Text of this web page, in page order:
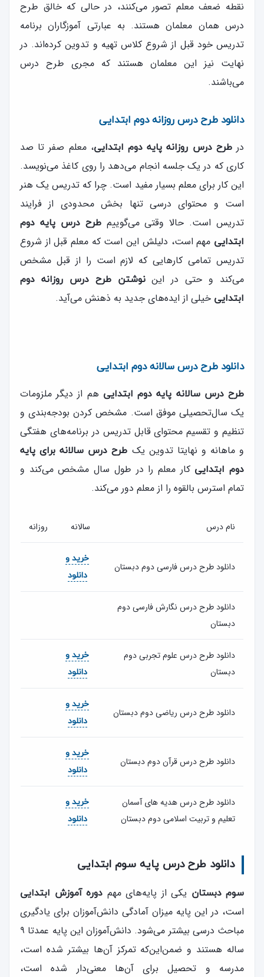
نقطه ضعف معلم تصور می‌کنند، در حالی که خالق طرح
درس همان معلمان هستند. به عبارتی آموزگاران برنامه
تدریس خود قبل از شروع کلاس تهیه و تدوین کرده‌اند. در
نهایت نیز این معلمان هستند که مجری طرح درس
می‌باشند.
دانلود طرح درس روزانه دوم ابتدایی
درطرح درس روزانه پایه دوم ابتدایی، معلم صفر تا صد
کاری که در یک جلسه انجام می‌دهد را روی کاغذ می‌نویسد.
این کار برای معلم بسیار مفید است. چرا که تدریس یک هنر
است و محتوای درسی تنها بخش محدودی از فرایند
تدریس است. حالا وقتی می‌گوییمطرح درس پایه دوم
ابتدایی مهم است، دلیلش این‌ است که معلم قبل از شروع
تدریس تمامی کارهایی که لازم است را از قبل مشخص
می‌کند و حتی در ایننوشتن طرح درس روزانه دوم
ابتدایی خیلی از ایده‌های جدید به ذهنش می‌آید.
دانلود طرح درس سالانه دوم ابتدایی
طرح درس سالانه پایه دوم ابتدایی هم از دیگر ملزومات
یک سال‌تحصیلی موفق است. مشخص کردن بودجه‌بندی و
تنظیم و تقسیم محتوای قابل تدریس در برنامه‌های هفتگی
و ماهانه و نهایتا تدوین یک طرح درس سالانه برای پایه
دوم ابتدایی کار معلم را در طول سال مشخص می‌کند و
تمام استرس بالقوه را از معلم دور می‌کند.
نام درس سالانه روزانه
دانلود طرح درس فارسی دوم دبستان
خرید و
دانلود
دانلود طرح درس نگارش فارسی دوم
دبستان
دانلود طرح درس علوم تجربی دوم
دبستان
خرید و
دانلود
دانلود طرح درس ریاضی دوم دبستان
خرید و
دانلود
دانلود طرح درس قرآن دوم دبستان
خرید و
دانلود
دانلود طرح درس هدیه های آسمان
تعلیم و تربیت اسلامی دوم دبستان
خرید و
دانلود
دانلود طرح درس پایه سوم ابتدایی
سوم دبستان یکی از پایه‌های مهم دوره آموزش ابتدایی
است، در این پایه میزان آمادگی دانش‌آموزان برای یادگیری
مباحث درسی بیشتر می‌شود. دانش‌آموزان این پایه عمدتا ۹
ساله هستند و ضمن‌این‌که تمرکز آن‌ها بیشتر شده است،
مدرسه و تحصیل برای آن‌ها معنی‌دار شده است،